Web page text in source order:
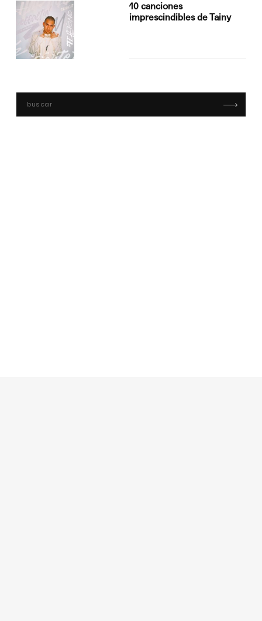
10 canciones
imprescindibles de Tainy